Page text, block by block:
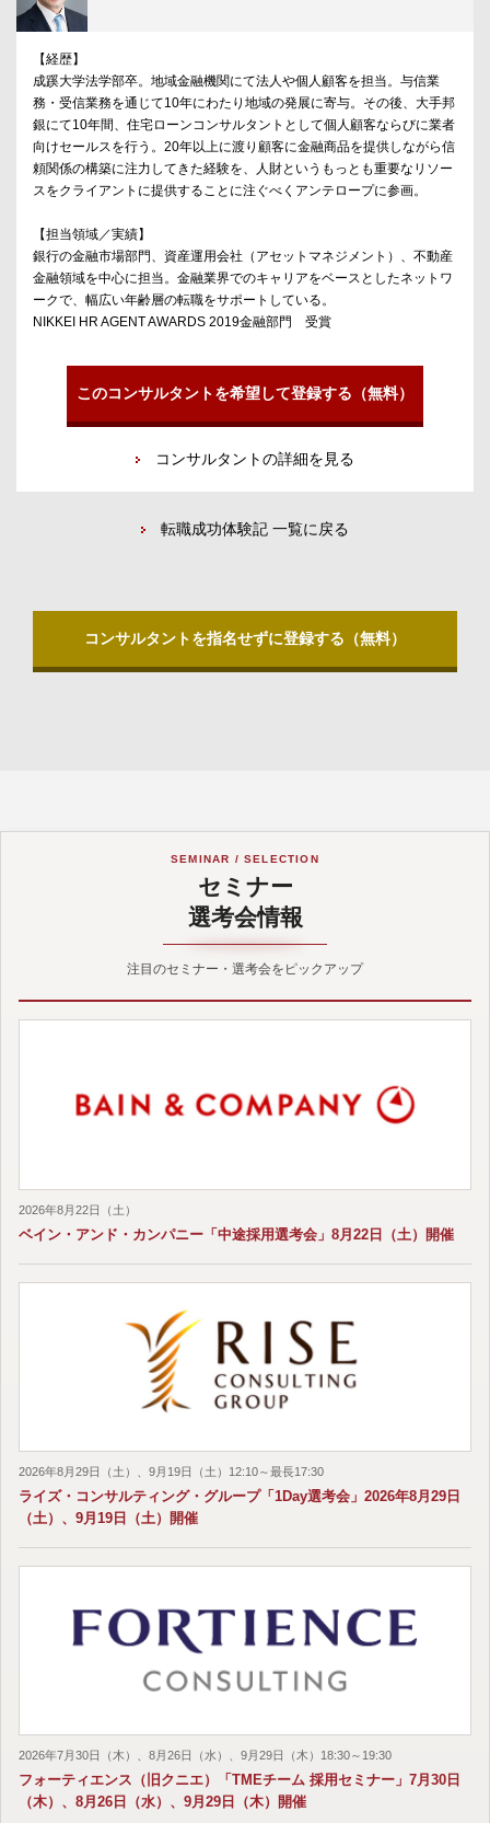
【経歴】
成蹊大学法学部卒。地域金融機関にて法人や個人顧客を担当。与信業
務・受信業務を通じて10年にわたり地域の発展に寄与。その後、大手邦
銀にて10年間、住宅ローンコンサルタントとして個人顧客ならびに業者
向けセールスを行う。20年以上に渡り顧客に金融商品を提供しながら信
頼関係の構築に注力してきた経験を、人財というもっとも重要なリソー
スをクライアントに提供することに注ぐべくアンテロープに参画。
【担当領域／実績】
銀行の金融市場部門、資産運用会社（アセットマネジメント）、不動産
金融領域を中心に担当。金融業界でのキャリアをベースとしたネットワ
ークで、幅広い年齢層の転職をサポートしている。
NIKKEI HR AGENT AWARDS 2019金融部門 受賞
このコンサルタントを希望して登録する（無料）
コンサルタントの詳細を見る
転職成功体験記 一覧に戻る
コンサルタントを指名せずに登録する（無料）
SEMINAR / SELECTION
セミナー
選考会情報
注目のセミナー・選考会をピックアップ
2026年8月22日（土）
ベイン・アンド・カンパニー「中途採用選考会」8月22日（土）開催
2026年8月29日（土）、9月19日（土）12:10～最長17:30
ライズ・コンサルティング・グループ「1Day選考会」2026年8月29日
（土）、9月19日（土）開催
2026年7月30日（木）、8月26日（水）、9月29日（木）18:30～19:30
フォーティエンス（旧クニエ）「TMEチーム 採用セミナー」7月30日
（木）、8月26日（水）、9月29日（木）開催